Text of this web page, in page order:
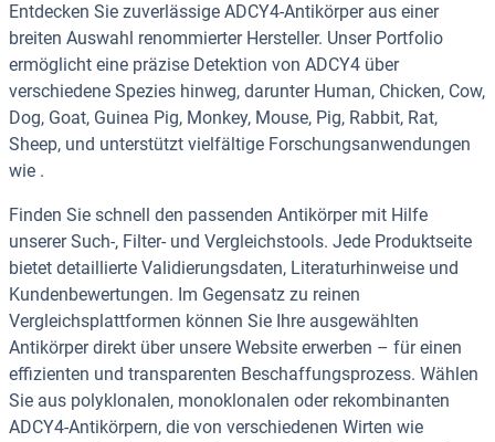
Entdecken Sie zuverlässige ADCY4-Antikörper aus einer
breiten Auswahl renommierter Hersteller. Unser Portfolio
ermöglicht eine präzise Detektion von ADCY4 über
verschiedene Spezies hinweg, darunter Human, Chicken, Cow,
Dog, Goat, Guinea Pig, Monkey, Mouse, Pig, Rabbit, Rat,
Sheep, und unterstützt vielfältige Forschungsanwendungen
wie .
Finden Sie schnell den passenden Antikörper mit Hilfe
unserer Such-, Filter- und Vergleichstools. Jede Produktseite
bietet detaillierte Validierungsdaten, Literaturhinweise und
Kundenbewertungen. Im Gegensatz zu reinen
Vergleichsplattformen können Sie Ihre ausgewählten
Antikörper direkt über unsere Website erwerben – für einen
effizienten und transparenten Beschaffungsprozess. Wählen
Sie aus polyklonalen, monoklonalen oder rekombinanten
ADCY4-Antikörpern, die von verschiedenen Wirten wie